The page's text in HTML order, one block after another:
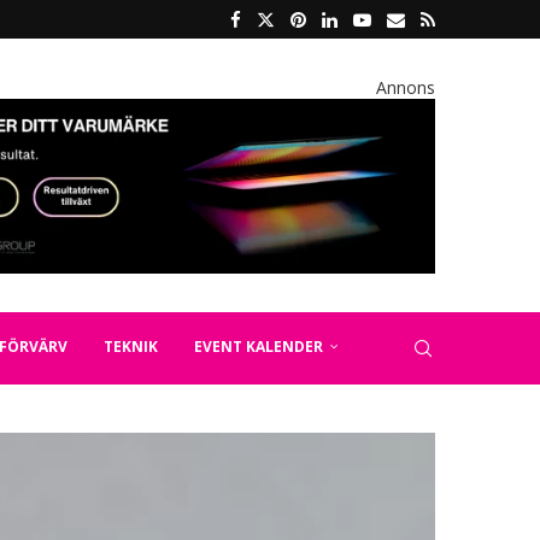
Annons
FÖRVÄRV TEKNIK EVENT KALENDER